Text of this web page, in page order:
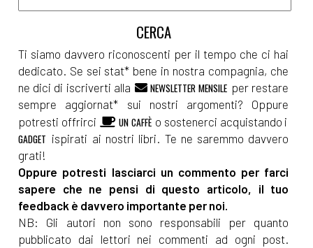
Ti siamo davvero riconoscenti per il tempo che ci hai
dedicato. Se sei stat* bene in nostra compagnia, che
ne dici di iscriverti alla
NEWSLETTER MENSILE per restare
sempre aggiornat* sui nostri argomenti? Oppure
potresti offrirci
UN CAFFÈ o sostenerci acquistando i
GADGET ispirati ai nostri libri. Te ne saremmo davvero
grati!
Oppure potresti lasciarci un commento per farci
sapere che ne pensi di questo articolo, il tuo
feedback è davvero importante per noi.
NB: Gli autori non sono responsabili per quanto
pubblicato dai lettori nei commenti ad ogni post.